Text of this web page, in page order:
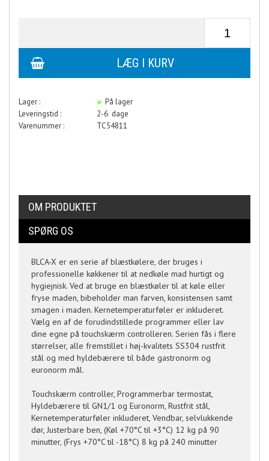
Lager :
På lager
Leveringstid :
2-6 dage
Varenummer :
TC54811
OM PRODUKTET
SPØRG OS
BLCA-X er en serie af blæstkølere, der bruges i
professionelle køkkener til at nedkøle mad hurtigt og
hygiejnisk. Ved at bruge en blæstkøler til at køle eller
fryse maden, bibeholder man farven, konsistensen samt
smagen i maden. Kernetemperaturføler er inkluderet.
Vælg en af de forudindstillede programmer eller lav
dine egne på touchskærm controlleren. Serien fås i flere
størrelser, alle fremstillet i høj-kvalitets SS304 rustfrit
stål og med hyldebærere til både gastronorm og
euronorm mål.
Touchskærm controller, Programmerbar termostat,
Hyldebærere til GN1/1 og Euronorm, Rustfrit stål,
Kernetemperaturføler inkluderet, Vendbar, selvlukkende
dør, Justerbare ben, (Køl +70°C til +3°C) 12 kg på 90
minutter, (Frys +70°C til -18°C) 8 kg på 240 minutter